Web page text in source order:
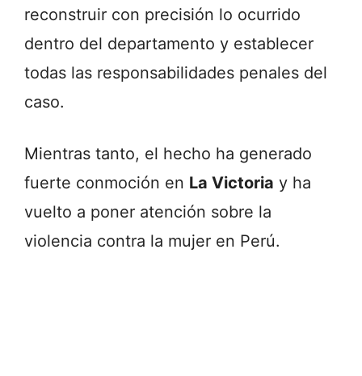
reconstruir con precisión lo ocurrido
dentro del departamento y establecer
todas las responsabilidades penales del
caso.
Mientras tanto, el hecho ha generado
fuerte conmoción en La Victoria y ha
vuelto a poner atención sobre la
violencia contra la mujer en Perú.